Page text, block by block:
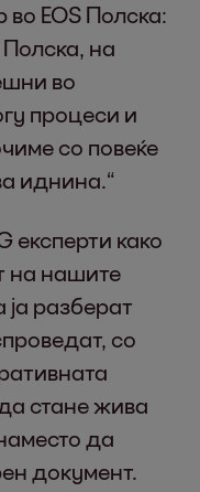
EOS Полска:
на
во
процеси и
со повеќе
иднина.“
експерти како
на нашите
разберат
со
стане жива
да
документ.